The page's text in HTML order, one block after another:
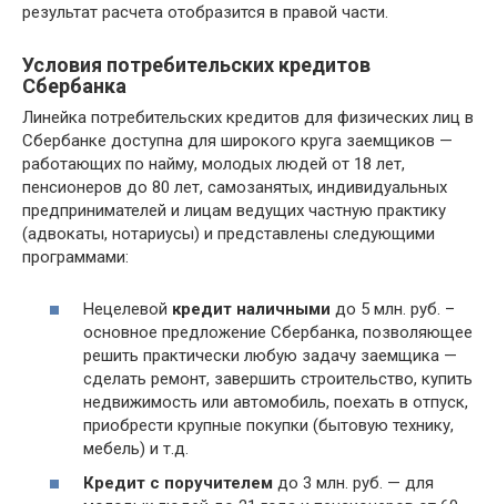
результат расчета отобразится в правой части.
Условия потребительских кредитов
Сбербанка
Линейка потребительских кредитов для физических лиц в
Сбербанке доступна для широкого круга заемщиков —
работающих по найму, молодых людей от 18 лет,
пенсионеров до 80 лет, самозанятых, индивидуальных
предпринимателей и лицам ведущих частную практику
(адвокаты, нотариусы) и представлены следующими
программами:
Нецелевой кредит наличными до 5 млн. руб. –
основное предложение Сбербанка, позволяющее
решить практически любую задачу заемщика —
сделать ремонт, завершить строительство, купить
недвижимость или автомобиль, поехать в отпуск,
приобрести крупные покупки (бытовую технику,
мебель) и т.д.
Кредит с поручителем до 3 млн. руб. — для